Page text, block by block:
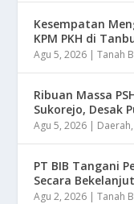
Kesempatan
KPM PKH di
Agu 5, 2026 |Tanah
Ribuan Massa
Sukorejo, Desak
Agu 5, 2026 | Daerah,
PT BIB Tangani
Secara
Agu 2, 2026 |Tanah